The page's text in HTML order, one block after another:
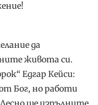
да
живота си.
Едгар Кейси:
Бог, но работи